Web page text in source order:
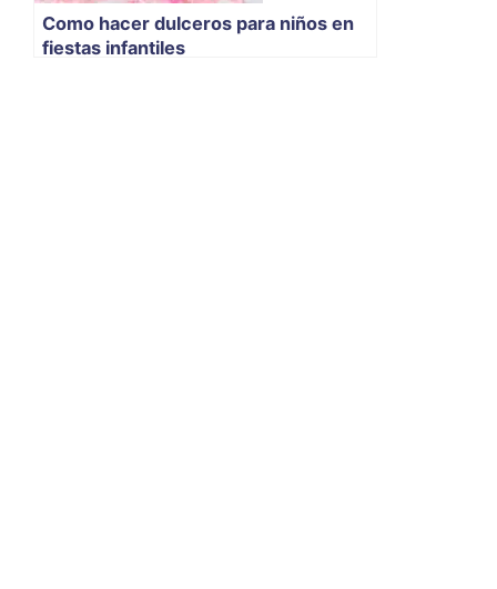
Como hacer dulceros para niños en
fiestas infantiles